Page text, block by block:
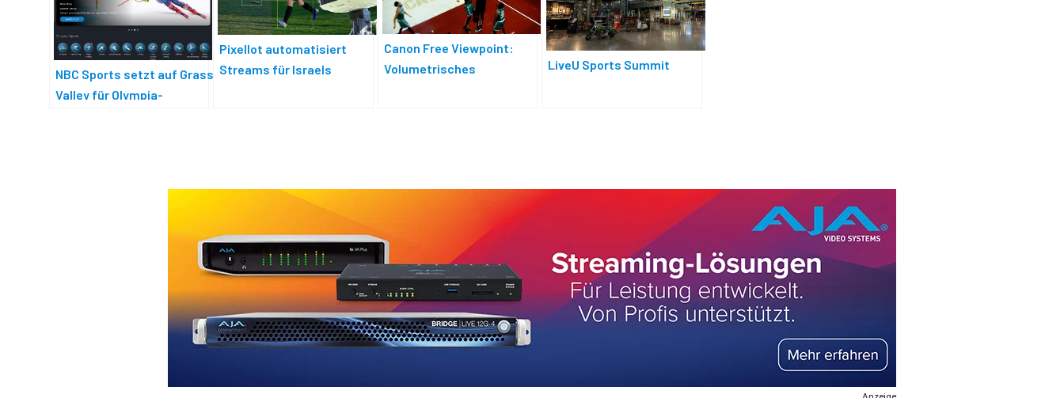
NBC Sports setzt auf Grass
Valley für Olympia-
Pixellot automatisiert
Streams für Israels
Canon Free Viewpoint:
Volumetrisches
LiveU Sports Summit
Anzeige